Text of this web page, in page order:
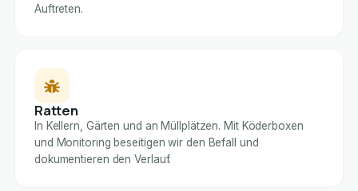
Auftreten.
Ratten
In Kellern, Gärten und an Müllplätzen. Mit Köderboxen
und Monitoring beseitigen wir den Befall und
dokumentieren den Verlauf.